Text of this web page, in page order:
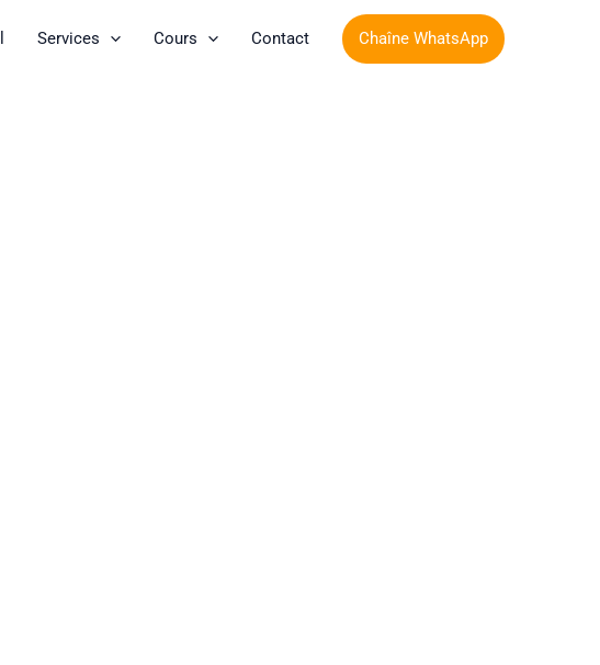
Services Cours Contact Chaîne WhatsApp